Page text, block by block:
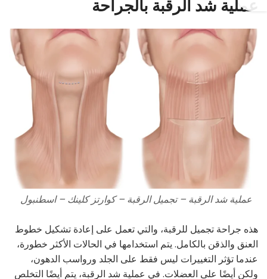
عملية شد الرقبة بالجراحة
عملية شد الرقبة – تجميل الرقبة – كوارتز كلينك – اسطنبول
هذه جراحة تجميل للرقبة، والتي تعمل على إعادة تشكيل خطوط
العنق والذقن بالكامل. يتم استخدامها في الحالات الأكثر خطورة،
عندما تؤثر التغييرات ليس فقط على الجلد ورواسب الدهون،
ولكن أيضًا على العضلات. في عملية شد الرقبة، يتم أيضًا التخلص